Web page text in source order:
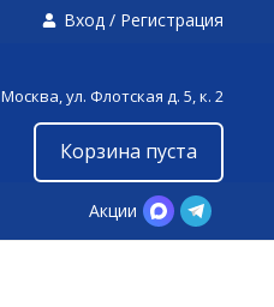
Вход / Регистрация
Москва, ул. Флотская д. 5, к. 2
Корзина пуста
Акции